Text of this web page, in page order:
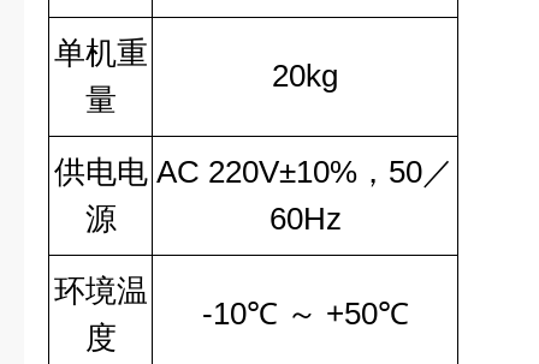
单机重
量
20kg
供电电
源
AC 220V±10%，50／
60Hz
环境温
度
-10℃ ～ +50℃